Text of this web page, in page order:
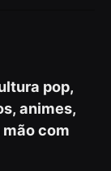
pop,
animes,
com